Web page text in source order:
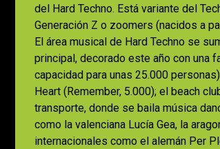
del Hard Techno. Está variante del
Generación Z o zoomers (nacidos a
El área musical de Hard Techno se
principal, decorado este año con una
capacidad para unas 25.000
Heart (Remember, 5.000); el beach
transporte, donde se baila música
como la valenciana Lucía Gea, la
internacionales como el alemán Per